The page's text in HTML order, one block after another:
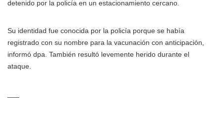
detenido por la policía en un estacionamiento cercano.
Su identidad fue conocida por la policía porque se había
registrado con su nombre para la vacunación con anticipación,
informó dpa. También resultó levemente herido durante el
ataque.